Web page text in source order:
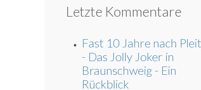
Letzte Kommentare
Fast 10 Jahre nach
- Das Jolly Joker in
Braunschweig - Ein
Rückblick